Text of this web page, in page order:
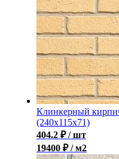
Клинкерный
(240х115х71)
404.2 ₽ / шт
19400 ₽ / м2